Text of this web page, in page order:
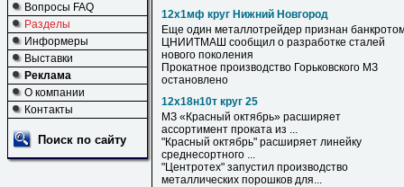
Вопросы FAQ
Разделы
Информеры
Выставки
Реклама
О компании
Контакты
Поиск по сайту
12х1мф круг Нижний Новгород
Еще один металлотрейдер признан
ЦНИИТМАШ сообщил о разработке сталей
нового поколения
Прокатное производство Горьковского МЗ
остановлено
12х18н10т круг 25
МЗ «Красный октябрь» расширяет
ассортимент проката из ...
"Красный октябрь" расширяет линейку
среднесортного ...
"Центротех" запустил производство
металлических порошков для...